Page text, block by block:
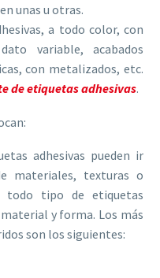
unas u otras.
a todo color, con
variable, acabados
con metalizados, etc.
de etiquetas adhesivas.
adhesivas pueden ir
materiales, texturas o
todo tipo de etiquetas
y forma. Los más
son los siguientes: